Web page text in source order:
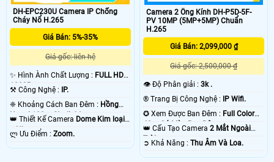
DH-EPC230U Camera IP Chống
Cháy Nổ H.265
Giá Bán: 5%-35%
Giá gốc: liên hệ
✨ Hình Ành Chất Lượng : FULL HD
1080P .
⚒ Công Nghệ :
IP.
❈ Khoảng Cách Ban Đêm : Hồng
Ngoại 100m Starlight.
👑 Thiết Kế Camera Dome Kim loại
+ Nhựa.
️ლ Ưu Điểm : Zoom.
Camera 2 Ống Kính DH-P5D-5F-
PV 10MP (5MP+5MP) Chuẩn
H.265
Giá Bán: 2,099,000 ₫
Giá gốc: 2,500,000 ₫
👁 Độ Phân giải :3k .
®️ Trang Bị Công Nghệ :
IP Wifi.
✪ Xem Được Ban Đêm : Full Color
40m Có Màu Ban Ðêm.
👑 Cấu Tạo Camera2 Mắt Ngoài
Trời.
️➲ Khả Năng :Thu Âm Và Loa.